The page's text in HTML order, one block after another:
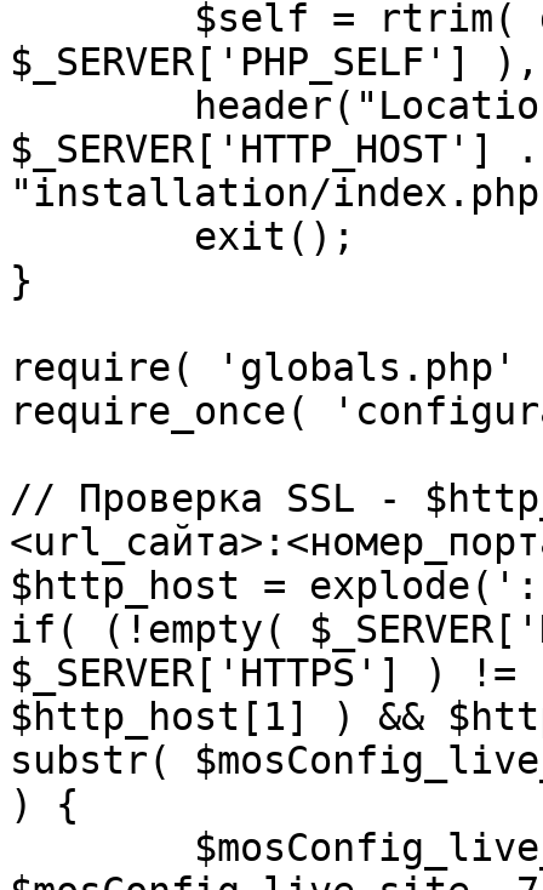
"installation/
}
require(
require_once(
// Проверка SSL -
$http_host = explode(':',
if( (!empty(
$_SERVER['HTTPS']
$http_host[1] ) &&
substr(
) {